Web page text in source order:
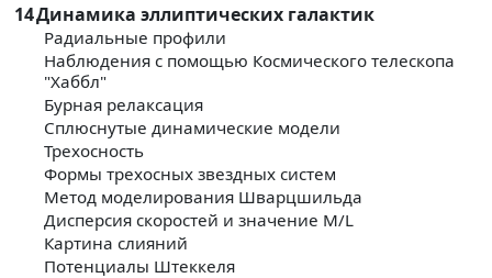
14Динамика эллиптических галактик
Радиальные профили
Наблюдения с помощью Космического телескопа
"Хаббл"
Бурная релаксация
Сплюснутые динамические модели
Трехосность
Формы трехосных звездных систем
Метод моделирования Шварцшильда
Дисперсия скоростей и значение M/L
Картина слияний
Потенциалы Штеккеля